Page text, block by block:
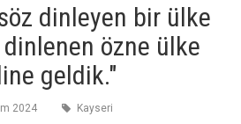
dinleyen bir ülke
özne ülke
geldik."
2024 Kayseri